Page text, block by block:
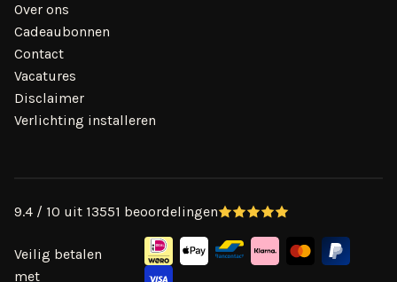
Over ons
Cadeaubonnen
Contact
Vacatures
Disclaimer
Verlichting installeren
9.4 / 10 uit 13551 beoordelingen
Veilig betalen
met